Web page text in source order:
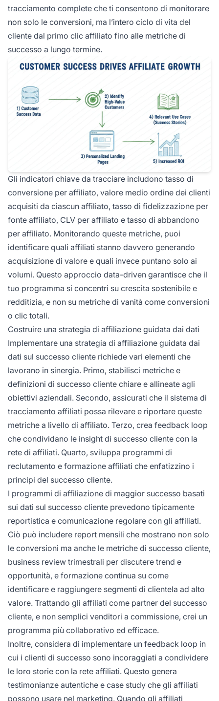
tracciamento complete che ti consentono di monitorare
non solo le conversioni, ma l’intero ciclo di vita del
cliente dal primo clic affiliato fino alle metriche di
successo a lungo termine.
Gli indicatori chiave da tracciare includono tasso di
conversione per affiliato, valore medio ordine dei clienti
acquisiti da ciascun affiliato, tasso di fidelizzazione per
fonte affiliato, CLV per affiliato e tasso di abbandono
per affiliato. Monitorando queste metriche, puoi
identificare quali affiliati stanno davvero generando
acquisizione di valore e quali invece puntano solo ai
volumi. Questo approccio data-driven garantisce che il
tuo programma si concentri su crescita sostenibile e
redditizia, e non su metriche di vanità come conversioni
o clic totali.
Costruire una strategia di affiliazione guidata dai dati
Implementare una strategia di affiliazione guidata dai
dati sul successo cliente richiede vari elementi che
lavorano in sinergia. Primo, stabilisci metriche e
definizioni di successo cliente chiare e allineate agli
obiettivi aziendali. Secondo, assicurati che il sistema di
tracciamento affiliati possa rilevare e riportare queste
metriche a livello di affiliato. Terzo, crea feedback loop
che condividano le insight di successo cliente con la
rete di affiliati. Quarto, sviluppa programmi di
reclutamento e formazione affiliati che enfatizzino i
principi del successo cliente.
I programmi di affiliazione di maggior successo basati
sui dati sul successo cliente prevedono tipicamente
reportistica e comunicazione regolare con gli affiliati.
Ciò può includere report mensili che mostrano non solo
le conversioni ma anche le metriche di successo cliente,
business review trimestrali per discutere trend e
opportunità, e formazione continua su come
identificare e raggiungere segmenti di clientela ad alto
valore. Trattando gli affiliati come partner del successo
cliente, e non semplici venditori a commissione, crei un
programma più collaborativo ed efficace.
Inoltre, considera di implementare un feedback loop in
cui i clienti di successo sono incoraggiati a condividere
le loro storie con la rete affiliati. Questo genera
testimonianze autentiche e case study che gli affiliati
possono usare nel marketing. Quando gli affiliati